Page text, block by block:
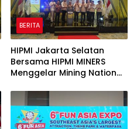
BERITA
HIPMI Jakarta Selatan
Bersama HIPMI MINERS
Menggelar Mining Nation
Indah Golf Jakarta